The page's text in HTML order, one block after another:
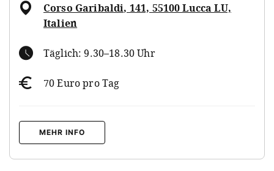
Corso Garibaldi, 141, 55100 Lucca LU,
Italien
Täglich: 9.30–18.30 Uhr
70 Euro pro Tag
MEHR INFO